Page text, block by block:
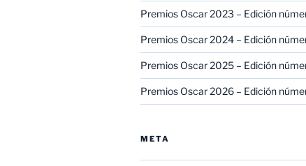
Premios Oscar 2023 – Edición
Premios Oscar 2024 – Edición
Premios Oscar 2025 – Edición
Premios Oscar 2026 – Edición
META